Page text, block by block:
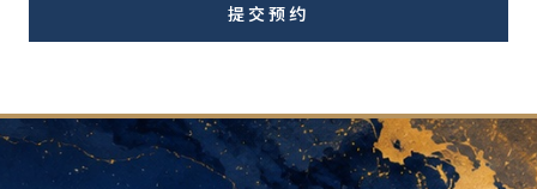
提交预约